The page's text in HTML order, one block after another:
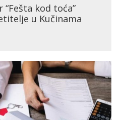
kod toća”
u Kučinama